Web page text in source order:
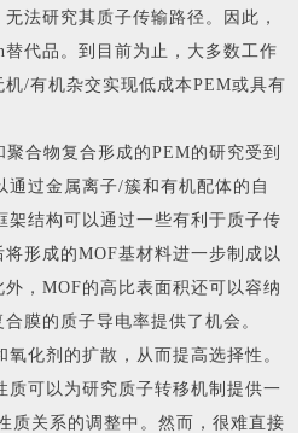
法研究其质子传输路径。因此，
代品。到目前为止，大多数工作
/有机杂交实现低成本PEM或具有
合物复合形成的PEM的研究受到
通过金属离子/簇和有机配体的自
架结构可以通过一些有利于质子传
形成的MOF基材料进一步制成以
，MOF的高比表面积还可以容纳
膜的质子导电率提供了机会。
化剂的扩散，从而提高选择性。
质可以为研究质子转移机制提供一
质关系的调整中。然而，很难直接